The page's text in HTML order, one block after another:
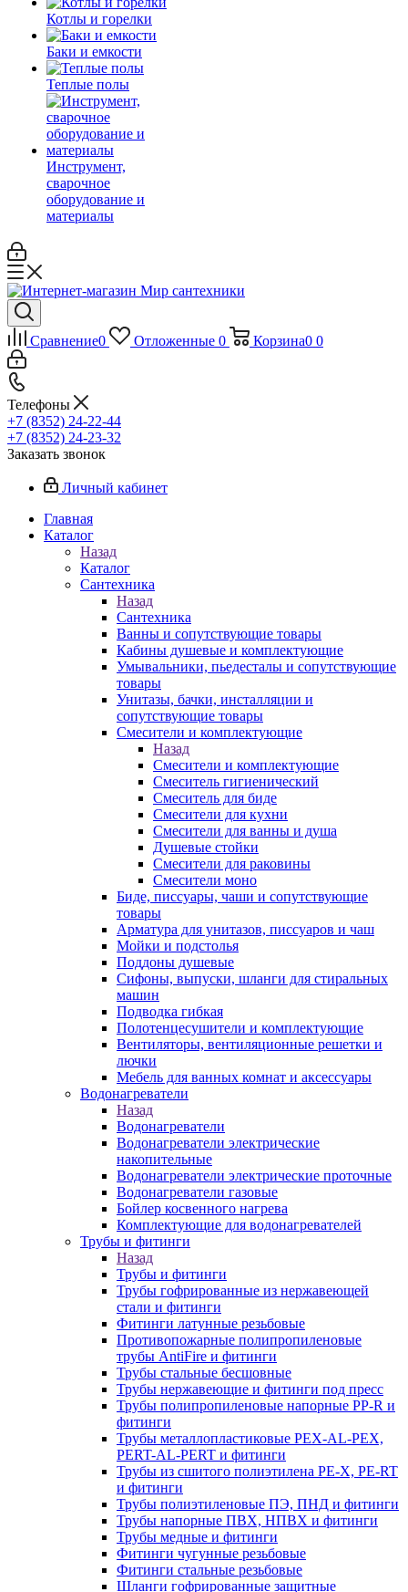
Котлы и горелки
Баки и емкости
Теплые полы
Инструмент,
сварочное
оборудование и
материалы
Сравнение0 Отложенные 0 Корзина0 0
Телефоны
+7 (8352) 24-22-44
+7 (8352) 24-23-32
Заказать звонок
Личный кабинет
Главная
Каталог
Назад
Каталог
Сантехника
Назад
Сантехника
Ванны и сопутствующие товары
Кабины душевые и комплектующие
Умывальники, пьедесталы и сопутствующие
товары
Унитазы, бачки, инсталляции и
сопутствующие товары
Смесители и комплектующие
Назад
Смесители и комплектующие
Смеситель гигиенический
Смеситель для биде
Смесители для кухни
Смесители для ванны и душа
Душевые стойки
Смесители для раковины
Смесители моно
Биде, писсуары, чаши и сопутствующие
товары
Арматура для унитазов, писсуаров и чаш
Мойки и подстолья
Поддоны душевые
Сифоны, выпуски, шланги для стиральных
машин
Подводка гибкая
Полотенцесушители и комплектующие
Вентиляторы, вентиляционные решетки и
лючки
Мебель для ванных комнат и аксессуары
Водонагреватели
Назад
Водонагреватели
Водонагреватели электрические
накопительные
Водонагреватели электрические проточные
Водонагреватели газовые
Бойлер косвенного нагрева
Комплектующие для водонагревателей
Трубы и фитинги
Назад
Трубы и фитинги
Трубы гофрированные из нержавеющей
стали и фитинги
Фитинги латунные резьбовые
Противопожарные полипропиленовые
трубы AntiFire и фитинги
Трубы стальные бесшовные
Трубы нержавеющие и фитинги под пресс
Трубы полипропиленовые напорные PP-R и
фитинги
Трубы металлопластиковые PEX-AL-PEX,
PERT-AL-PERT и фитинги
Трубы из сшитого полиэтилена PE-X, PE-RT
и фитинги
Трубы полиэтиленовые ПЭ, ПНД и фитинги
Трубы напорные ПВХ, НПВХ и фитинги
Трубы медные и фитинги
Фитинги чугунные резьбовые
Фитинги стальные резьбовые
Шланги гофрированные защитные